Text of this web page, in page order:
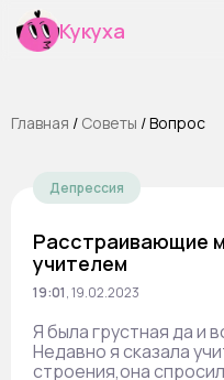
Кукуха
Главная / Cоветы /Вопрос
Депрессия
Расстраивающие
учителем
19:01,19.02.2023
Я была грустная да и
Недавно я сказала
строения,она